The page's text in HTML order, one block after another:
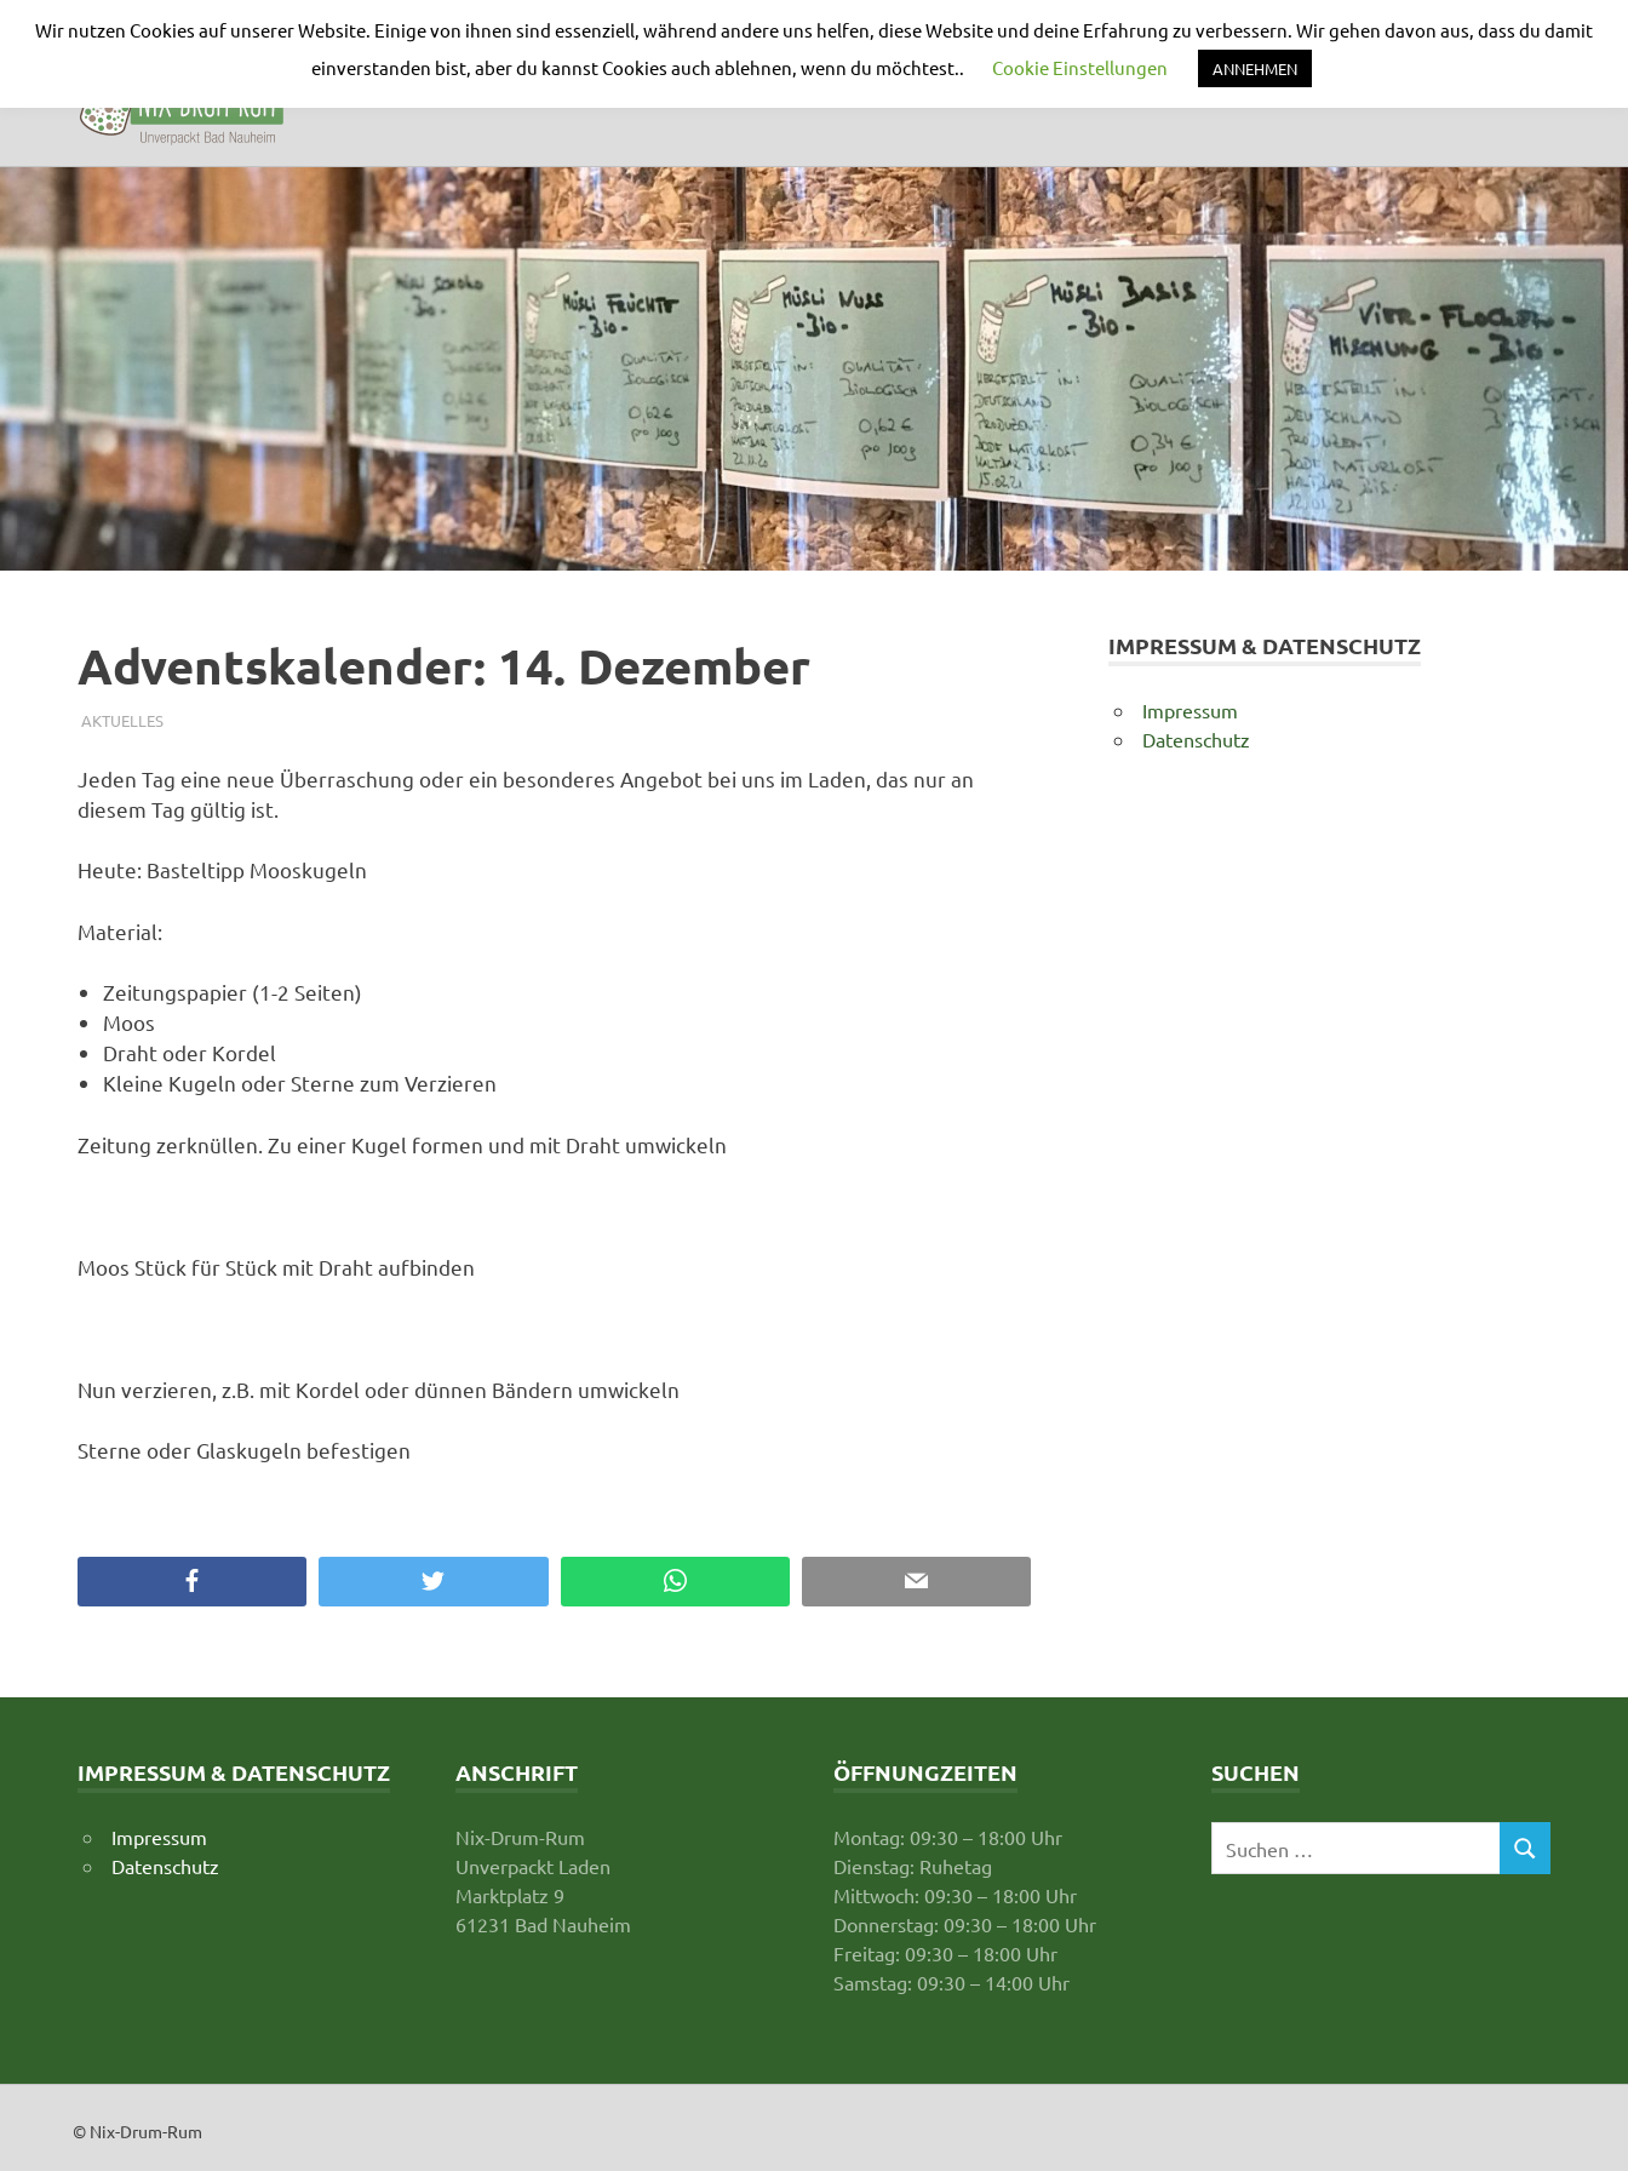
Zum
springen
Nix-
drum-
rum
Nauheim
AKTUELLES REZEPT DES MONATS EVENTS WEITERE INFORMATIONEN
Adventskalender: 14. Dezember
14. DEZEMBER 2021
SIMONE SCHMIDT
AKTUELLES
Jeden Tag eine neue Überraschung oder ein besonderes Angebot bei uns im Laden, das nur an
diesem Tag gültig ist.
Heute: Basteltipp Mooskugeln
Material:
Zeitungspapier (1-2 Seiten)
Moos
Draht oder Kordel
Kleine Kugeln oder Sterne zum Verzieren
Zeitung zerknüllen. Zu einer Kugel formen und mit Draht umwickeln
Moos Stück für Stück mit Draht aufbinden
Nun verzieren, z.B. mit Kordel oder dünnen Bändern umwickeln
Sterne oder Glaskugeln befestigen
Twitter WhatsApp Email
IMPRESSUM & DATENSCHUTZ
Impressum
Datenschutz
IMPRESSUM & DATENSCHUTZ
Impressum
Datenschutz
ANSCHRIFT
Nix-Drum-Rum
Unverpackt Laden
Marktplatz 9
61231 Bad Nauheim
ÖFFNUNGZEITEN
Montag: 09:30 – 18:00 Uhr
Dienstag: Ruhetag
Mittwoch: 09:30 – 18:00 Uhr
Donnerstag: 09:30 – 18:00 Uhr
Freitag: 09:30 – 18:00 Uhr
Samstag: 09:30 – 14:00 Uhr
SUCHEN
© Nix-Drum-Rum
Wir nutzen Cookies auf unserer Website. Einige von ihnen sind essenziell, während andere uns helfen, diese Website und deine Erfahrung zu verbessern. Wir gehen davon aus, dass du damit
einverstanden bist, aber du kannst Cookies auch ablehnen, wenn du möchtest..
Cookie Einstellungen ANNEHMEN